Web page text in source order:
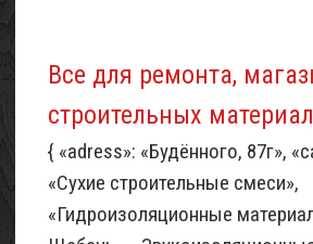
Все для ремонта,
строительных
{ «adress»: «Будённого, 87г»,
«Сухие строительные смеси»,
«Гидроизоляционные